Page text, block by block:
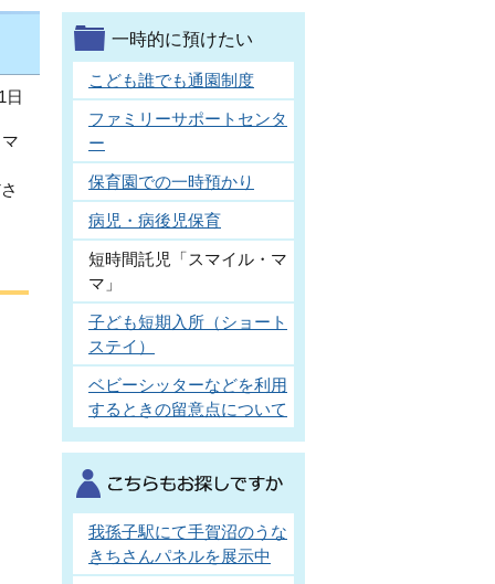
日
一時的に預けたい
こども誰でも通園制度
ファミリーサポートセンタ
ー
保育園での一時預かり
病児・病後児保育
短時間託児「スマイル・マ
マ」
子ども短期入所（ショート
ステイ）
ベビーシッターなどを利用
するときの留意点について
我孫子駅にて手賀沼のうな
きちさんパネルを展示中